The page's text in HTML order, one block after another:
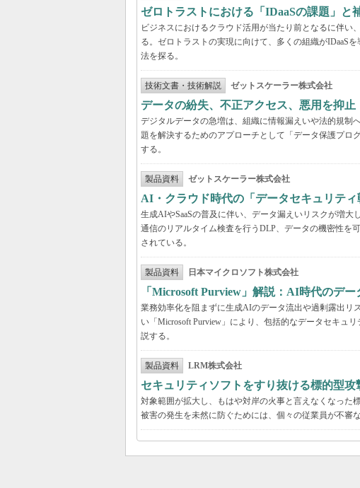
ゼロトラストにおける「IDaaSの課題」と
ビジネスにおけるクラウド活用が当たり前となるに伴
る。ゼロトラストの実現に向けて、多くの組織がIDaaS
法を探る。
技術文書・技術解説 ゼットスケーラー株式会社
データの紛失、不正アクセス、悪用を抑
デジタルデータの急増は、組織に情報漏えいや法的規制
題を解決するためのアプローチとして「データ保護プロ
する。
製品資料 ゼットスケーラー株式会社
AI・クラウド時代の「データセキュリテ
生成AIやSaaSの普及に伴い、データ漏えいリスクが増大
通信のリアルタイム検査を行うDLP、データの機密性を
されている。
製品資料 日本マイクロソフト株式会社
「Microsoft Purview」解説：AI時代のデ
業務効率化を阻まずに生成AIのデータ流出や過剰露出
い「Microsoft Purview」により、包括的なデータセキュ
説する。
製品資料 LRM株式会社
セキュリティソフトをすり抜ける標的型
対象範囲が拡大し、もはや対岸の火事と言えなくなった
被害の発生を未然に防ぐためには、個々の従業員が不審